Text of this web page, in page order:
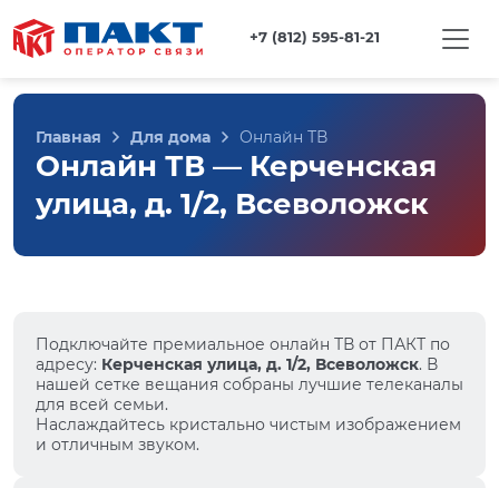
+7 (812) 595-81-21
Главная Для дома Онлайн ТВ
Онлайн ТВ — Керченская
улица, д. 1/2, Всеволожск
Подключайте премиальное онлайн ТВ от ПАКТ по
адресу: Керченская улица, д. 1/2, Всеволожск. В
нашей сетке вещания собраны лучшие телеканалы
для всей семьи.
Наслаждайтесь кристально чистым изображением
и отличным звуком.